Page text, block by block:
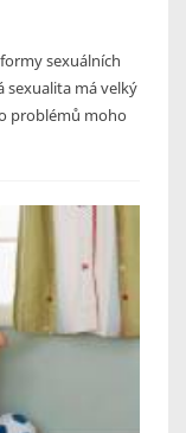
sexuálních
sexualita má velký
problémů moho